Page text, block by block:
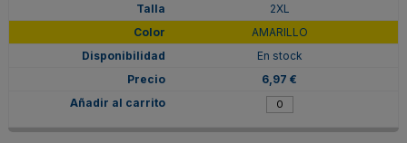
2XL
AMARILLO
En stock
6,97 €